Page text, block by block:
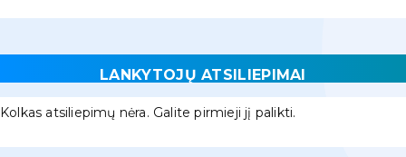
LANKYTOJŲ ATSILIEPIMAI
Kolkas atsiliepimų nėra. Galite pirmieji jį palikti.